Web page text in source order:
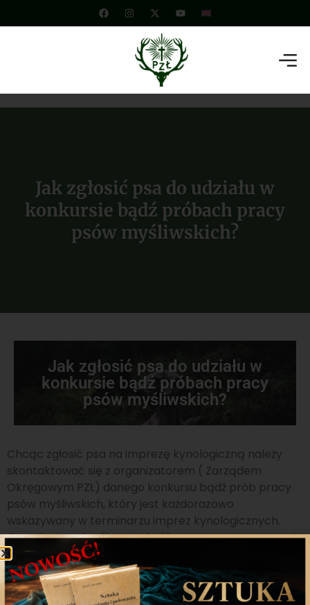
Jak zgłosić psa do udziału w
konkursie bądź próbach pracy
psów myśliwskich?
Jak zgłosić psa do udziału w
konkursie bądź próbach pracy
psów myśliwskich?
Chcąc zgłosić psa na imprezę kynologiczną należy
skontaktować się z organizatorem ( Zarządem
Okręgowym PZŁ) danego konkursu bądź prób pracy
psów myśliwskich, który jest każdorazowo
wskazywany w terminarzu imprez kynologicznych.
Organizator określa wysokość wpisowego oraz termin
do którego należy przesłać wypełniony druk
zgłoszenia, kopię rodowodu bądź metryki oraz uiścić
opłatę.